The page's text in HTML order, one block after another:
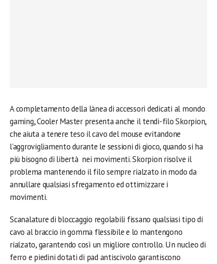
A completamento della là­nea di accessori dedicati al mondo
gaming,Cooler Master presenta anche il tendi-filo Skorpion,
che aiuta a tenere teso il cavo del mouse evitandone
l’aggrovigliamento durante le sessioni di gioco, quando si ha
più bisogno di libertà nei movimenti. Skorpion risolve il
problema mantenendo il filo sempre rialzato in modo da
annullare qualsiasi sfregamento ed ottimizzare i
movimenti.
Scanalature di bloccaggio regolabili fissano qualsiasi tipo di
cavo al braccio in gomma flessibile e lo mantengono
rialzato, garantendo così un migliore controllo. Un nucleo di
ferro e piedini dotati di pad antiscivolo garantiscono